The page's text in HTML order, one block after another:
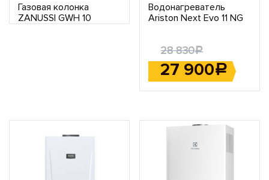
Газовая колонка
ZANUSSI GWH 10
Водонагреватель
Ariston Next Evo 11 NG
28 830Р
27 900Р